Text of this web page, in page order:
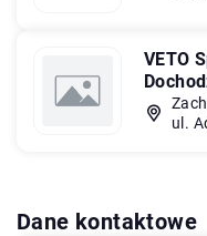
VETO
ul.
Dane kontaktowe